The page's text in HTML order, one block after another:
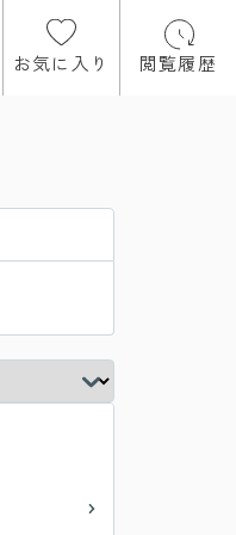
お気に入り 閲覧履歴